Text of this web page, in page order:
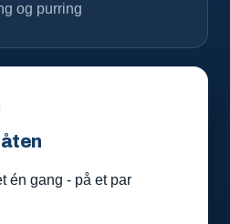
og purring
én gang - på et par